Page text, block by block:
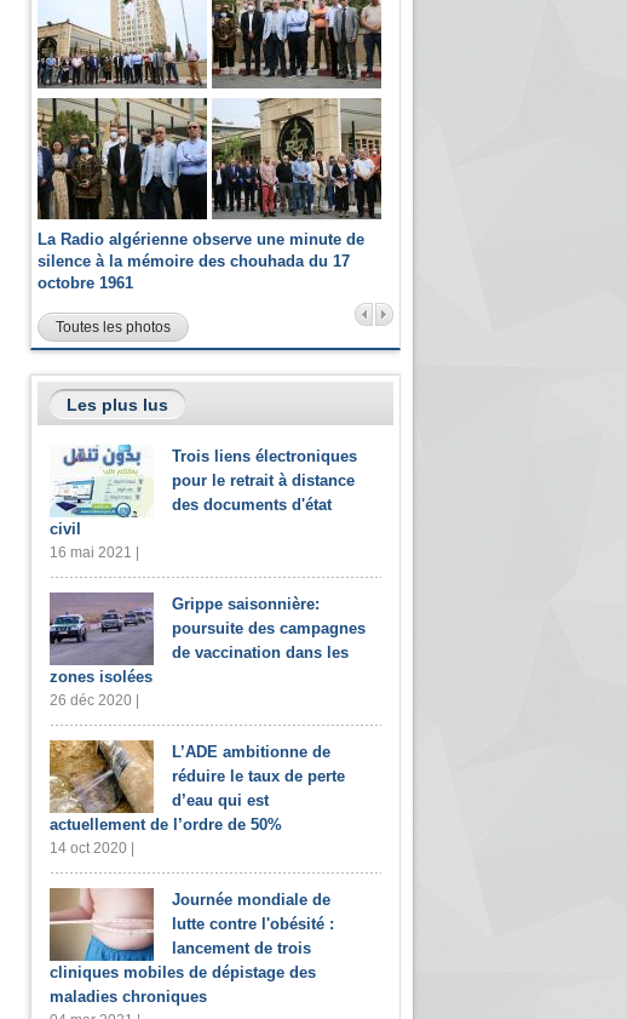
La Radio algérienne observe une minute de
silence à la mémoire des chouhada du 17
octobre 1961
Toutes les photos
Les plus lus
Trois liens électroniques
pour le retrait à distance
des documents d'état
civil
16 mai 2021 |
Grippe saisonnière:
poursuite des campagnes
de vaccination dans les
zones isolées
26 déc 2020 |
L’ADE ambitionne de
réduire le taux de perte
d’eau qui est
actuellement de l’ordre de 50%
14 oct 2020 |
Journée mondiale de
lutte contre l'obésité :
lancement de trois
cliniques mobiles de dépistage des
maladies chroniques